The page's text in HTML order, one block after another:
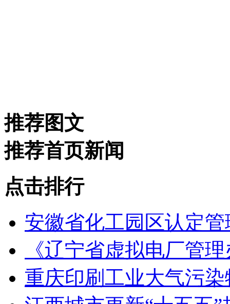
推荐图文
推荐首页新闻
点击排行
安徽省化工园区认定
《辽宁省虚拟电厂管
重庆印刷工业大气污